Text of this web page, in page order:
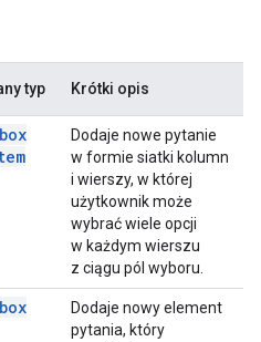
typ Krótki opis
Dodaje nowe pytanie
w formie siatki kolumn
i wierszy, w której
użytkownik może
wybrać wiele opcji
w każdym wierszu
z ciągu pól wyboru.
Dodaje nowy element
pytania, który